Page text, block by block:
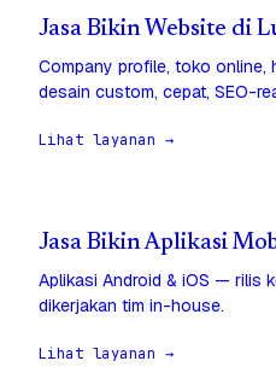
Jasa Bikin Website di
Company profile, toko
desain custom, cepat, SEO-
Lihat layanan →
Jasa Bikin Aplikasi
Aplikasi Android & iOS — rilis
dikerjakan tim in-house.
Lihat layanan →